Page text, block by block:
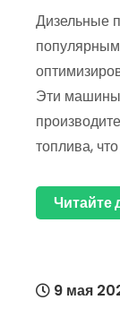
Дизельные
Эти машины
топлива,
Читайте
9 мая